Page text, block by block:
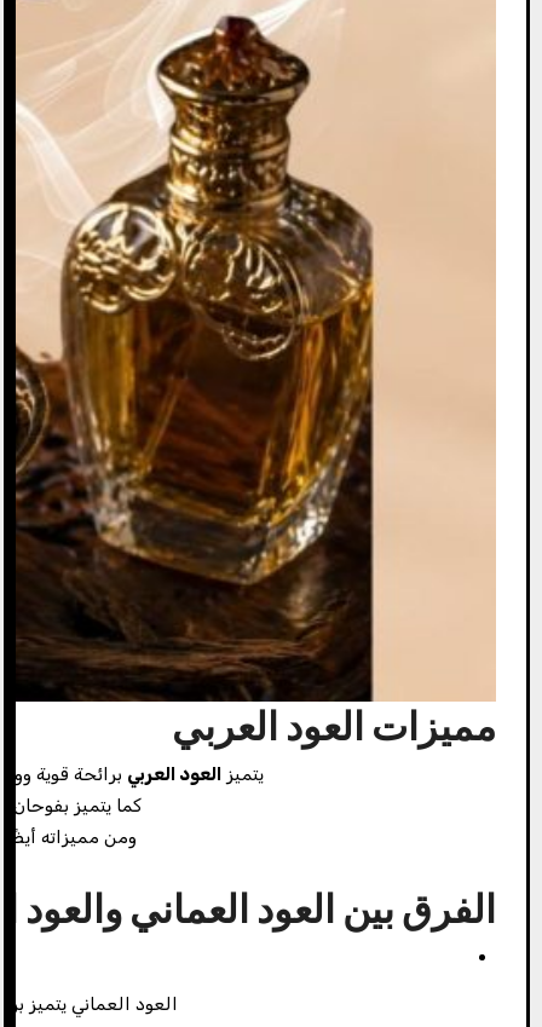
مميزات العود العربي
يتميز العود العربي برائحة قوية
كما يتميز
ومن مميزاته
الفرق بين العود العماني والعود
العود العماني يتميز